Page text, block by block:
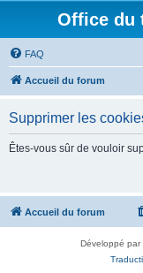
Office du
FAQ
Accueil du forum
Supprimer les
Êtes-vous sûr de vouloir
Accueil du forum
Développé par